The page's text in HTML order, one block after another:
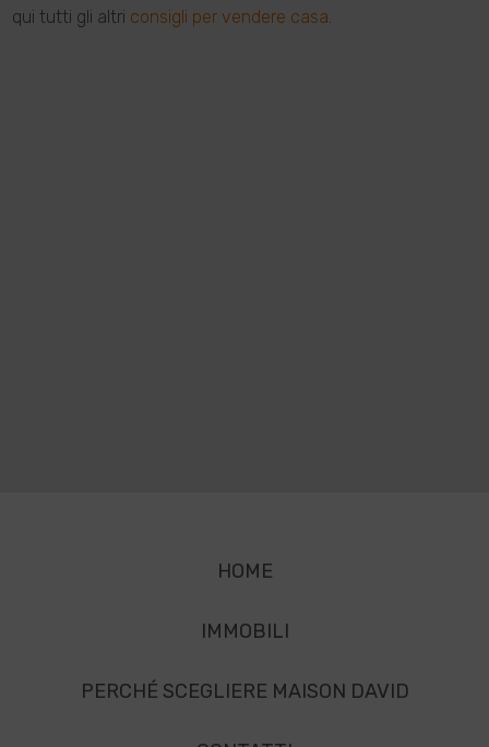
qui tutti gli altri consigli per vendere casa.
HOME
IMMOBILI
PERCHÉ SCEGLIERE MAISON DAVID